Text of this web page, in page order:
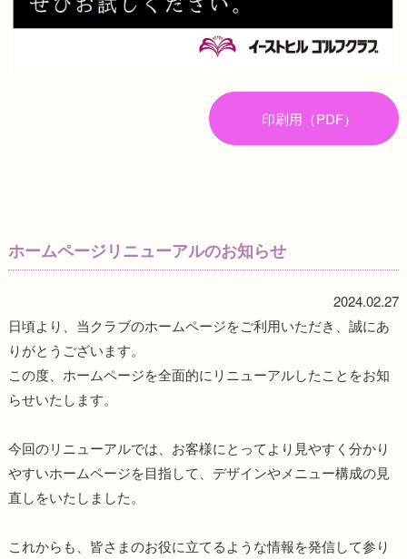
印刷用（PDF）
ホームページリニューアルのお知らせ
2024.02.27
日頃より、当クラブのホームページをご利用いただき、誠にあ
りがとうございます。
この度、ホームページを全面的にリニューアルしたことをお知
らせいたします。
今回のリニューアルでは、お客様にとってより見やすく分かり
やすいホームページを目指して、デザインやメニュー構成の見
直しをいたしました。
これからも、皆さまのお役に立てるような情報を発信して参り